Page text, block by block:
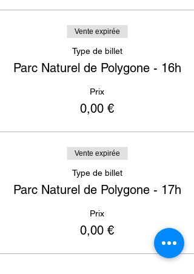
Vente expirée
Type de billet
Parc Naturel de Polygone - 16h
Prix
0,00 €
Vente expirée
Type de billet
Parc Naturel de Polygone - 17h
Prix
0,00 €